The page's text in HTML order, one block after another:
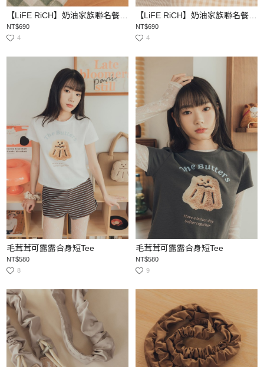
NT$690
4
NT$690
4
毛茸茸可露露合身短Tee
NT$580
8
毛茸茸可露露合身短Tee
NT$580
9